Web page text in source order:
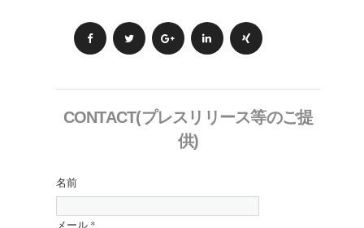
CONTACT(プレスリリース等のご提
供)
名前
メール *